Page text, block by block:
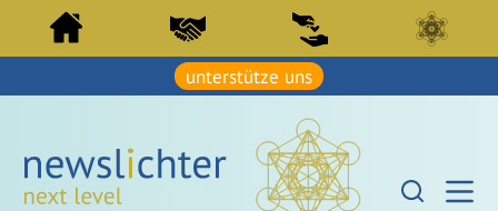
m
n
l
t
s
unterstütze uns